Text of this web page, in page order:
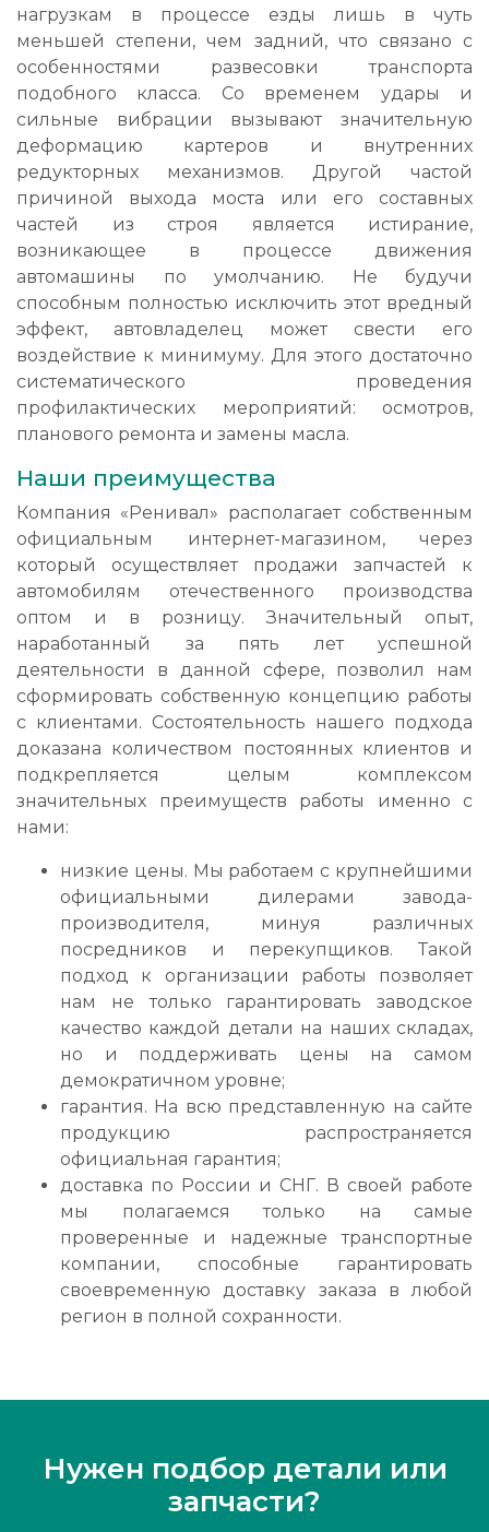
нагрузкам в процессе езды лишь в чуть
меньшей степени, чем задний, что связано с
особенностями развесовки транспорта
подобного класса. Со временем удары и
сильные вибрации вызывают значительную
деформацию картеров и внутренних
редукторных механизмов. Другой частой
причиной выхода моста или его составных
частей из строя является истирание,
возникающее в процессе движения
автомашины по умолчанию. Не будучи
способным полностью исключить этот вредный
эффект, автовладелец может свести его
воздействие к минимуму. Для этого достаточно
систематического проведения
профилактических мероприятий: осмотров,
планового ремонта и замены масла.
Наши преимущества
Компания «Ренивал» располагает собственным
официальным интернет-магазином, через
который осуществляет продажи запчастей к
автомобилям отечественного производства
оптом и в розницу. Значительный опыт,
наработанный за пять лет успешной
деятельности в данной сфере, позволил нам
сформировать собственную концепцию работы
с клиентами. Состоятельность нашего подхода
доказана количеством постоянных клиентов и
подкрепляется целым комплексом
значительных преимуществ работы именно с
нами:
низкие цены. Мы работаем с крупнейшими
официальными дилерами завода-
производителя, минуя различных
посредников и перекупщиков. Такой
подход к организации работы позволяет
нам не только гарантировать заводское
качество каждой детали на наших складах,
но и поддерживать цены на самом
демократичном уровне;
гарантия. На всю представленную на сайте
продукцию распространяется
официальная гарантия;
доставка по России и СНГ. В своей работе
мы полагаемся только на самые
проверенные и надежные транспортные
компании, способные гарантировать
своевременную доставку заказа в любой
регион в полной сохранности.
Нужен подбор детали или
запчасти?